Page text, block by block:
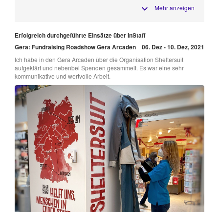
Mehr anzeigen
Erfolgreich durchgeführte Einsätze über InStaff
Gera: Fundraising Roadshow Gera Arcaden
06. Dez - 10. Dez, 2021
Ich habe in den Gera Arcaden über die Organisation Sheltersuit
aufgeklärt und nebenbei Spenden gesammelt. Es war eine sehr
kommunikative und wertvolle Arbeit.